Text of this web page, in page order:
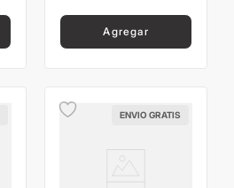
Agregar
ENVIO GRATIS